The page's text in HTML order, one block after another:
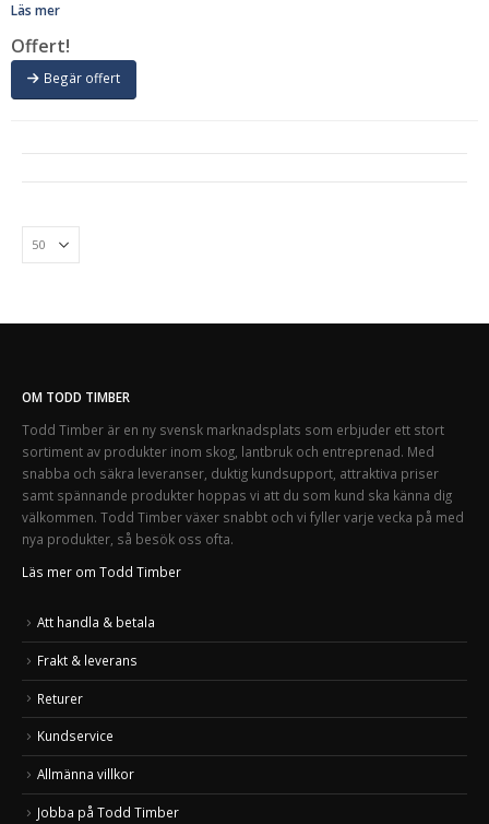
Läs mer
Offert!
Begär offert
OM TODD TIMBER
Todd Timber är en ny svensk marknadsplats som erbjuder ett stort
sortiment av produkter inom skog, lantbruk och entreprenad. Med
snabba och säkra leveranser, duktig kundsupport, attraktiva priser
samt spännande produkter hoppas vi att du som kund ska känna dig
välkommen. Todd Timber växer snabbt och vi fyller varje vecka på med
nya produkter, så besök oss ofta.
Läs mer om Todd Timber
Att handla & betala
Frakt & leverans
Returer
Kundservice
Allmänna villkor
Jobba på Todd Timber